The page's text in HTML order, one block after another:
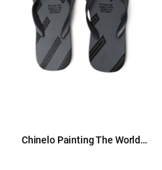
Chinelo Painting The World